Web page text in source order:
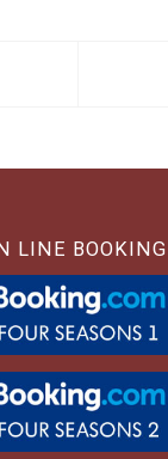
LINE BOOKING